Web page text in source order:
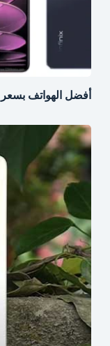
أفضل الهواتف بسعر أقل من 250